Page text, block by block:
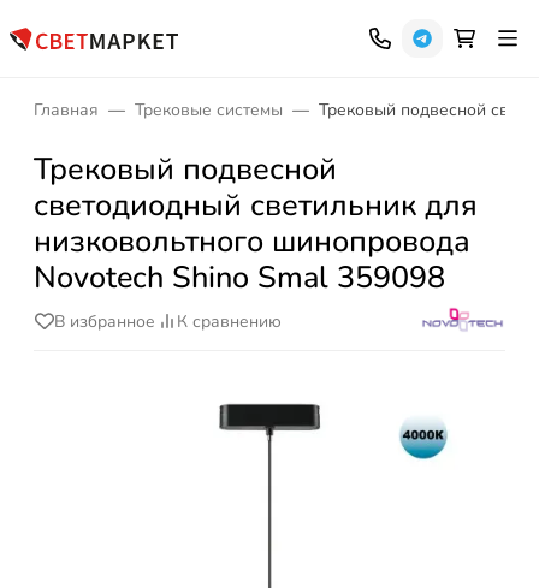
Главная Трековые системы Трековый подвесной
Трековый подвесной
светодиодный светильник для
низковольтного шинопровода
Novotech Shino Smal 359098
В избранное К сравнению